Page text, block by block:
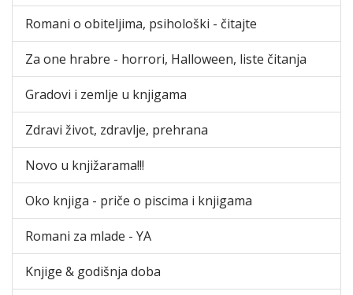
Romani o obiteljima, psihološki - čitajte
Za one hrabre - horrori, Halloween, liste čitanja
Gradovi i zemlje u knjigama
Zdravi život, zdravlje, prehrana
Novo u knjižarama!!!
Oko knjiga - priče o piscima i knjigama
Romani za mlade - YA
Knjige & godišnja doba